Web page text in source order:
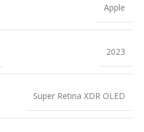
Apple
2023
Super Retina XDR OLED